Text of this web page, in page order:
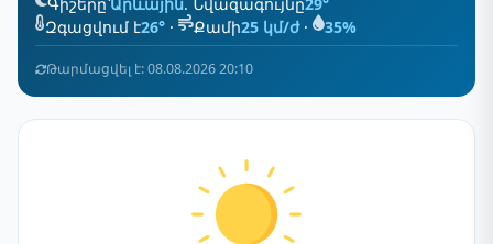
Զգացվում է26° · Քամի25 կմ/ժ· 35%
Թարմացվել է: 08.08.2026 20:10